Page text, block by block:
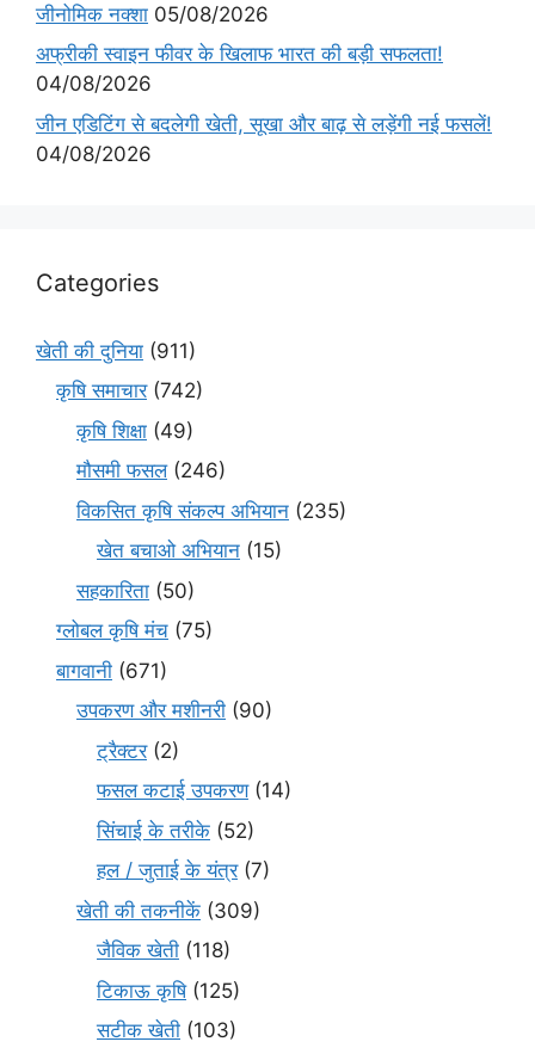
जीनोमिक नक्शा 05/08/2026
अफ्रीकी स्वाइन फीवर के खिलाफ भारत की बड़ी सफलता!
04/08/2026
जीन एडिटिंग से बदलेगी खेती, सूखा और बाढ़ से लड़ेंगी नई फसलें!
04/08/2026
Categories
खेती की दुनिया (911)
कृषि समाचार(742)
कृषि शिक्षा (49)
मौसमी फसल(246)
विकसित कृषि संकल्प अभियान (235)
खेत बचाओ अभियान (15)
सहकारिता (50)
ग्लोबल कृषि मंच (75)
बागवानी (671)
उपकरण और मशीनरी (90)
ट्रैक्टर(2)
फसल कटाई उपकरण(14)
सिंचाई के तरीके (52)
हल / जुताई के यंत्र(7)
खेती की तकनीकें (309)
जैविक खेती (118)
टिकाऊ कृषि(125)
सटीक खेती (103)